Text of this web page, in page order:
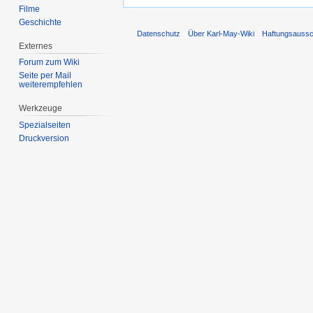
Filme
Geschichte
Externes
Forum zum Wiki
Seite per Mail
weiterempfehlen
Werkzeuge
Spezialseiten
Druckversion
Datenschutz Über Karl-May-Wiki